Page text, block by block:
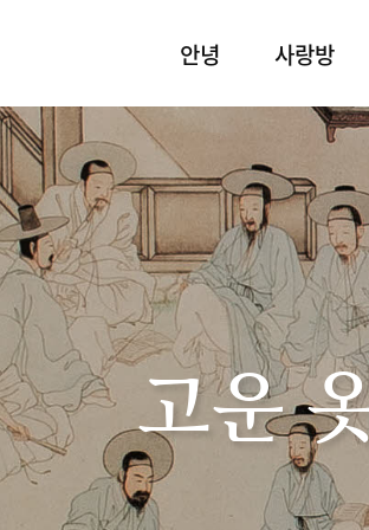
안녕 사랑방
고운